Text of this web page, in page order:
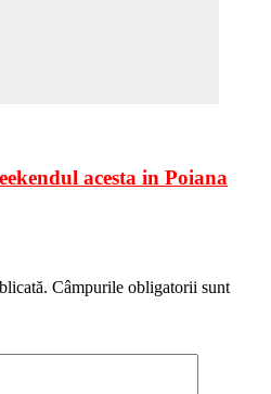
acesta in Poiana
Câmpurile obligatorii sunt